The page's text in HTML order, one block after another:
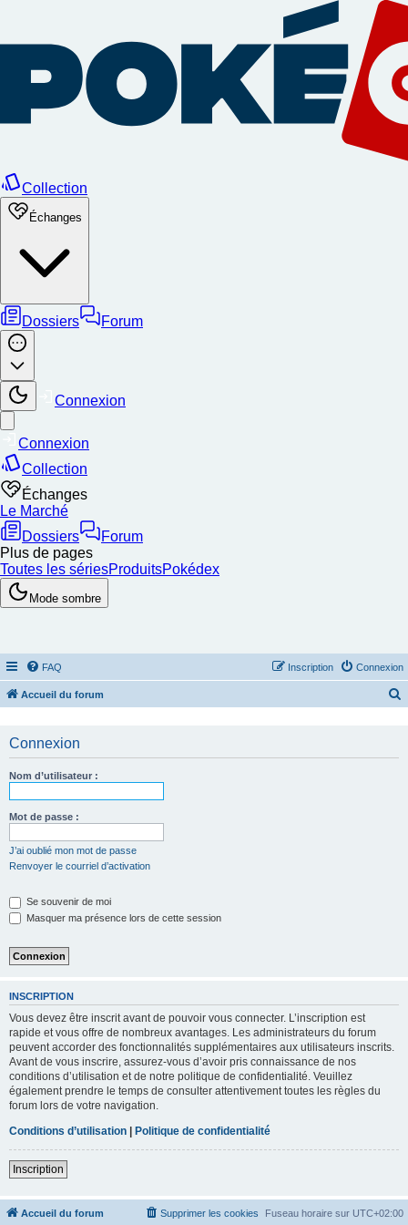
FAQ Connexion
Inscription
Accueil du forum
Connexion
Nom d’utilisateur :
Mot de passe :
J’ai oublié mon mot de passe
Renvoyer le courriel d’activation
Se souvenir de moi
Masquer ma présence lors de cette session
INSCRIPTION
Vous devez être inscrit avant de pouvoir vous connecter. L’inscription est
rapide et vous offre de nombreux avantages. Les administrateurs du forum
peuvent accorder des fonctionnalités supplémentaires aux utilisateurs inscrits.
Avant de vous inscrire, assurez-vous d’avoir pris connaissance de nos
conditions d’utilisation et de notre politique de confidentialité. Veuillez
également prendre le temps de consulter attentivement toutes les règles du
forum lors de votre navigation.
Conditions d’utilisation | Politique de confidentialité
Inscription
Accueil du forum Fuseau horaire sur UTC+02:00
Supprimer les cookies